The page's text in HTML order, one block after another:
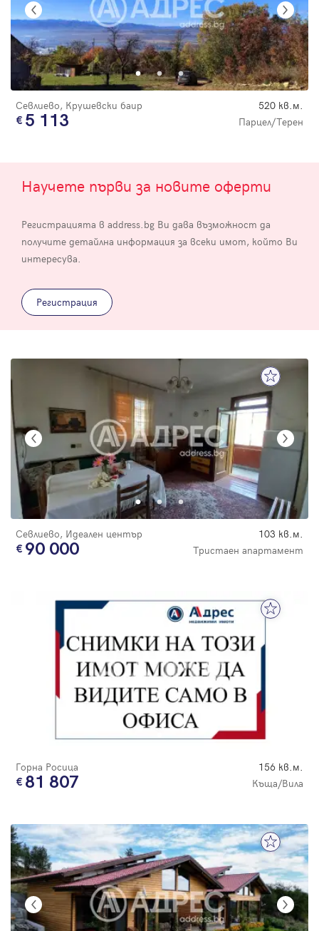
Севлиево, Крушевски баир 520 кв.м.
5 113 Парцел/Терен
Научете първи за новите оферти
Регистрацията в address.bg Ви дава възможност да
получите детайлна информация за всеки имот, който Ви
интересува.
Регистрация
Севлиево, Идеален център 103 кв.м.
90 000 Тристаен апартамент
Горна Росица 156 кв.м.
81 807 Къща/Вила